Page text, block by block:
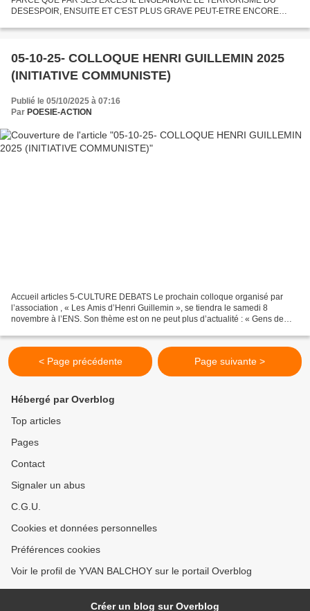
DESESPOIR, ENSUITE ET C'EST PLUS GRAVE PEUT-ETRE ENCORE
SOUVENT VIOLENT A UTILISER...
05-10-25- COLLOQUE HENRI GUILLEMIN 2025
(INITIATIVE COMMUNISTE)
Publié le 05/10/2025 à 07:16
Par POESIE-ACTION
Accueil articles 5-CULTURE DEBATS Le prochain colloque organisé par
l’association , « Les Amis d’Henri Guillemin », se tiendra le samedi 8
novembre à l’ENS. Son thème est on ne peut plus d’actualité : « Gens de
< Page précédente Page suivante >
Hébergé par Overblog
Top articles
Pages
Contact
Signaler un abus
C.G.U.
Cookies et données personnelles
Préférences cookies
Voir le profil de YVAN BALCHOY sur le portail Overblog
Créer un blog sur Overblog